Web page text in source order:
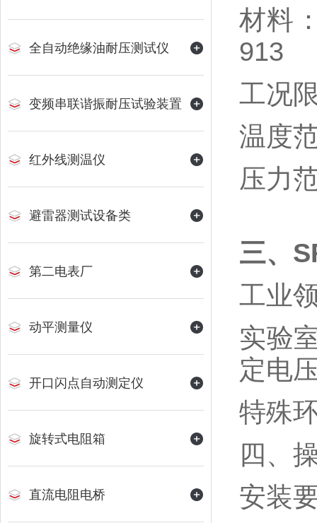
全自动绝缘油耐压测试仪
变频串联谐振耐压试验装置
红外线测温仪
避雷器测试设备类
第二电表厂
动平测量仪
开口闪点自动测定仪
旋转式电阻箱
直流电阻电桥
材料
913
工况
温度
压力
三、
工业
实验
定电
特殊
四、
安装